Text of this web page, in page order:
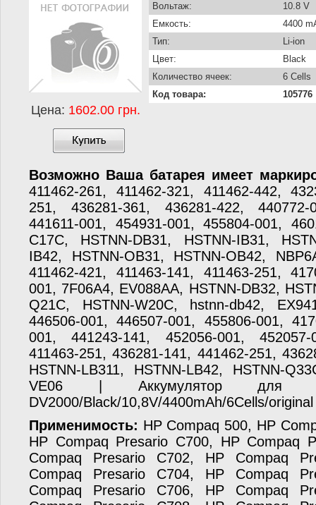
Цена: 1602.00 грн.
Вольтаж:
10.8 V
Емкость:
4400
Тип:
Li-ion
Цвет:
Black
Количество ячеек:
6 Cells
Код товара:
105776
Возможно Ваша батарея имеет
411462-261, 411462-321, 411462-442,
251, 436281-361, 436281-422, 440772-
441611-001, 454931-001, 455804-001,
C17C, HSTNN-DB31, HSTNN-IB31,
IB42, HSTNN-OB31, HSTNN-OB42,
411462-421, 411463-141, 411463-251,
001, 7F06A4, EV088AA, HSTNN-DB32,
Q21C, HSTNN-W20C, hstnn-db42,
446506-001, 446507-001, 455806-001,
001, 441243-141, 452056-001, 452057-
411463-251, 436281-141, 441462-251,
HSTNN-LB311, HSTNN-LB42, HSTNN-
VE06 | Аккумулятор для
DV2000/Black/10,8V/4400mAh/6Cells/
Применимость: HP Compaq 500, HP Compaq Presario A900, HP Compaq Presario C700, HP Compaq Presario C701, HP Compaq Presario C702, HP Compaq Presario C703, HP Compaq Presario C704, HP Compaq Presario C705, HP Compaq Presario C706, HP Compaq Presario C707, HP Compaq Presario C708, HP Compaq Presario C709, HP Compaq Presario C710, HP Compaq Presario C711, HP Compaq Presario C712, HP Compaq Presario C713, HP Compaq Presario C714, HP Compaq Presario C715, HP Compaq Presario C716, HP Compaq Presario C717, HP Compaq Presario C718, HP Compaq Presario C719, HP Compaq Presario C720, HP Compaq Presario C721, HP Compaq Presario C722, HP Compaq Presario C725, HP Compaq Presario C727, HP Compaq Presario C730, HP Compaq Presario C732, HP Compaq Presario C735, HP Compaq Presario C737, HP Compaq Presario C740, HP Compaq Presario C742, HP Compaq Presario C745, HP Compaq Presario C750, HP Compaq Presario C755, HP Compaq Presario C756, HP Compaq Presario C757, HP Compaq Presario C791, HP Compaq Presario C795, HP Compaq Presario C797, HP Compaq Presario C799, HP Compaq Presario F500, HP Compaq Presario F502, HP Compaq Presario F504, HP Compaq Presario F545, HP Compaq Presario F560, HP Compaq Presario F572, HP Compaq Presario F574, HP Compaq Presario F575, HP Compaq Presario F700, HP Compaq Presario F706, HP Compaq Presario F710, HP Compaq Presario F712, HP Compaq Presario F715, HP Compaq Presario F722, HP Compaq Presario F725, HP Compaq Presario F729, HP Compaq Presario F730, HP Compaq Presario F731, HP Compaq Presario F732, HP Compaq Presario F733, HP Compaq Presario F734, HP Compaq Presario F735, HP Compaq Presario F736, HP Compaq Presario F737, HP Compaq Presario F739, HP Compaq Presario V3000, HP Compaq Presario V3001, HP Compaq Presario V3002, HP Compaq Presario V3003, HP Compaq Presario V3004, HP Compaq Presario V3005, HP Compaq Presario V3006, HP Compaq Presario V3007, HP Compaq Presario V3008, HP Compaq Presario V3009, HP Compaq Presario V3010, HP Compaq Presario V3011, HP Compaq Presario V3012, HP Compaq Presario V3013, HP Compaq Presario V3014, HP Compaq Presario V3015, HP Compaq Presario V3016, HP Compaq Presario V3017, HP Compaq Presario V3018, HP Compaq Presario V3019, HP Compaq Presario V3020, HP Compaq Presario V3021, HP Compaq Presario V3022, HP Compaq Presario V3023, HP Compaq Presario V3024, HP Compaq Presario V3025, HP Compaq Presario V3026, HP Compaq Presario V3027, HP Compaq Presario V3028, HP Compaq Presario V3029, HP Compaq Presario V3030, HP Compaq Presario V3031, HP Compaq Presario V3032, HP Compaq Presario V3033, HP Compaq Presario V3034, HP Compaq Presario V3035, HP Compaq Presario V3036, HP Compaq Presario V3037, HP Compaq Presario V3038, HP Compaq Presario V3039, HP Compaq Presario V3040, HP Compaq Presario V3041, HP Compaq Presario V3042, HP Compaq Presario V3043, HP Compaq Presario V3044, HP Compaq Presario V3045, HP Compaq Presario V3046, HP Compaq Presario V3047, HP Compaq Presario V3048, HP Compaq Presario V3049, HP Compaq Presario V3050, HP Compaq Presario V3051, HP Compaq Presario V3052, HP Compaq Presario V3053, HP Compaq Presario V3054, HP Compaq Presario V3055, HP Compaq Presario V3056, HP Compaq Presario V3057, HP Compaq Presario V3058, HP Compaq Presario V3059, HP Compaq Presario V3060, HP Compaq Presario V3061, HP Compaq Presario V3062, HP Compaq Presario V3063, HP Compaq Presario V3064, HP Compaq Presario V3065, HP Compaq Presario V3066, HP Compaq Presario V3067, HP Compaq Presario V3069, HP Compaq Presario V3070, HP Compaq Presario V3071, HP Compaq Presario V3100, HP Compaq Presario V3101, HP Compaq Presario V3102, HP Compaq Presario V3103, HP Compaq Presario V3104, HP Compaq Presario V3105, HP Compaq Presario V3106, HP Compaq Presario V3107, HP Compaq Presario V3108, HP Compaq Presario V3109, HP Compaq Presario V3110, HP Compaq Presario V3111, HP Compaq Presario V3112, HP Compaq Presario V3113, HP Compaq Presario V3114, HP Compaq Presario V3115, HP Compaq Presario V3116, HP Compaq Presario V3117, HP Compaq Presario V3118, HP Compaq Presario V3119, HP Compaq Presario V3120, HP Compaq Presario V3121, HP Compaq Presario V3122, HP Compaq Presario V3123, HP Compaq Presario V3124, HP Compaq Presario V3125, HP Compaq Presario V3126, HP Compaq Presario V3127, HP Compaq Presario V3128, HP Compaq Presario V3129, HP Compaq Presario V3130, HP Compaq Presario V3131, HP Compaq Presario V3132, HP Compaq Presario V3133, HP Compaq Presario V3134, HP Compaq Presario V3135, HP Compaq Presario V3136, HP Compaq Presario V3137, HP Compaq Presario V3138, HP Compaq Presario V3139, HP Compaq Presario V3140, HP Compaq Presario V3141, HP Compaq Presario V3142, HP Compaq Presario V3143, HP Compaq Presario V3144, HP Compaq Presario V3145, HP Compaq Presario V3146, HP Compaq Presario V3147, HP Compaq Presario V3148, HP Compaq Presario V3149, HP Compaq Presario V3150, HP Compaq Presario V3151, HP Compaq Presario V3152, HP Compaq Presario V3153, HP Compaq Presario V3154, HP Compaq Presario V3155, HP Compaq Presario V3156, HP Compaq Presario V3157, HP Compaq Presario V3158, HP Compaq Presario V3159, HP Compaq Presario V3160, HP Compaq Presario V3161, HP Compaq Presario V3162, HP Compaq Presario V3163, HP Compaq Presario V3164, HP Compaq Presario V3165, HP Compaq Presario V3166, HP Compaq Presario V3167, HP Compaq Presario V3168, HP Compaq Presario V3169, HP Compaq Presario V3170, HP Compaq Presario V3171, HP Compaq Presario V3172, HP Compaq Presario V3173, HP Compaq Presario V3174, HP Compaq Presario V3175, HP Compaq Presario V3176, HP Compaq Presario V3177, HP Compaq Presario V3178, HP Compaq Presario V3179, HP Compaq Presario V3180, HP Compaq Presario V3181, HP Compaq Presario V3182, HP Compaq Presario V3183, HP Compaq Presario V3184, HP Compaq Presario V3185, HP